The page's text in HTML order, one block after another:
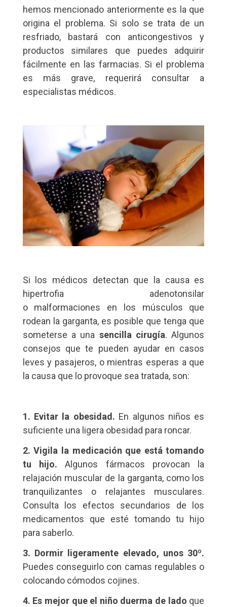
hemos mencionado anteriormente es la que
origina el problema. Si solo se trata de un
resfriado, bastará con anticongestivos y
productos similares que puedes adquirir
fácilmente en las farmacias. Si el problema
es más grave, requerirá consultar a
especialistas médicos.
Si los médicos detectan que la causa es
hipertrofia adenotonsilar
o malformaciones en los músculos que
rodean la garganta, es posible que tenga que
someterse a una sencilla cirugía. Algunos
consejos que te pueden ayudar en casos
leves y pasajeros, o mientras esperas a que
la causa que lo provoque sea tratada, son:
1. Evitar la obesidad. En algunos niños es
suficiente una ligera obesidad para roncar.
2. Vigila la medicación que está tomando
tu hijo.Algunos fármacos provocan la
relajación muscular de la garganta, como los
tranquilizantes o relajantes musculares.
Consulta los efectos secundarios de los
medicamentos que esté tomando tu hijo
para saberlo.
3. Dormir ligeramente elevado, unos 30º.
Puedes conseguirlo con camas regulables o
colocando cómodos cojines.
4. Es mejor que el niño duerma de lado que